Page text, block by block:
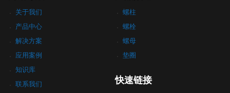
关于我们
产品中心
解决方案
应用案例
知识库
联系我们
螺柱
螺栓
螺母
垫圈
快速链接